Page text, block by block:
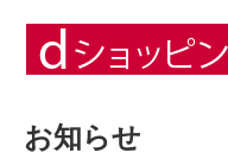
お知らせ